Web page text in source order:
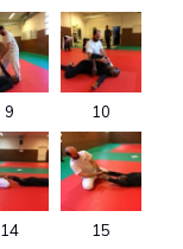
9 10
14 15